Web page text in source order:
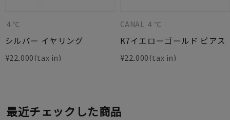
４℃
シルバー イヤリング
¥22,000
CANAL ４℃
K7イエローゴールド ピアス
¥22,000
最近チェックした商品